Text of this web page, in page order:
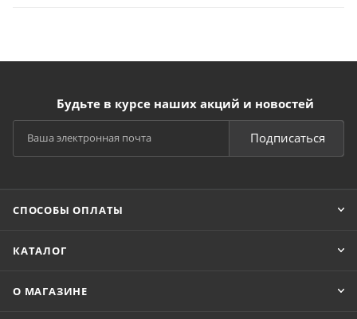
Будьте в курсе наших акций и новостей
Подписаться
СПОСОБЫ ОПЛАТЫ
КАТАЛОГ
О МАГАЗИНЕ